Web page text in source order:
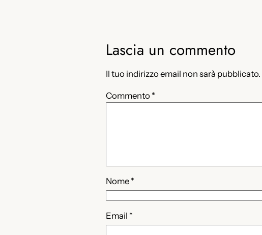
Lascia un commento
Il tuo indirizzo email non sarà pubblicato.
Commento *
Nome *
Email *